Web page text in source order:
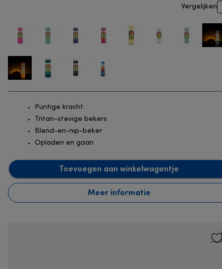
Vergelijken
Puntige kracht.
Tritan-stevige bekers
Blend-en-nip-beker
Opladen en gaan
Toevoegen aan winkelwagentje
Meer informatie